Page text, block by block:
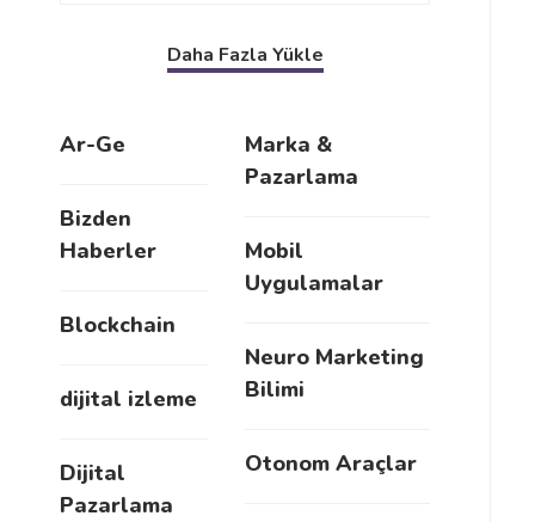
Daha Fazla Yükle
Ar-Ge
Bizden
Haberler
Blockchain
dijital izleme
Dijital
Pazarlama
Marka &
Pazarlama
Mobil
Uygulamalar
Neuro Marketing
Bilimi
Otonom Araçlar